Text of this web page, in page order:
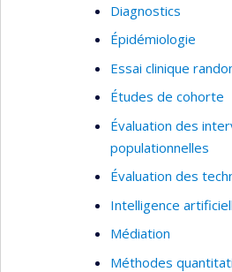
Diagnostics
Épidémiologie
Essai clinique
Études de cohorte
Évaluation des
populationnelles
Évaluation des
Intelligence
Médiation
Méthodes